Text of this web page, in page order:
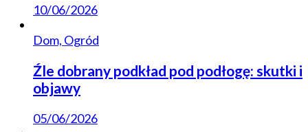
10/06/2026
Dom, Ogród
Źle dobrany podkład pod podłogę: skutki i
objawy
05/06/2026